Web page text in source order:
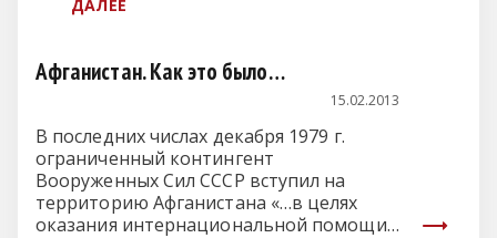
Афганистан. Как это было…
15.02.2013
В последних числах декабря 1979 г.
ограниченный контингент
Вооруженных Сил СССР вступил на
территорию Афганистана «…в целях
оказания интернациональной помощи…